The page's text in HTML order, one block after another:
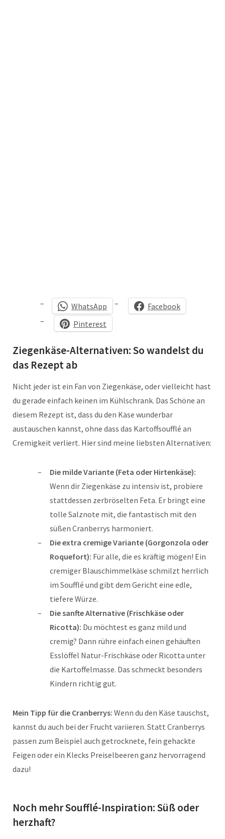
WhatsApp
Facebook
Pinterest
Ziegenkäse-Alternativen: So wandelst du
das Rezept ab
Nicht jeder ist ein Fan von Ziegenkäse, oder vielleicht hast
du gerade einfach keinen im Kühlschrank. Das Schöne an
diesem Rezept ist, dass du den Käse wunderbar
austauschen kannst, ohne dass das Kartoffsoufflé an
Cremigkeit verliert. Hier sind meine liebsten Alternativen:
Die milde Variante (Feta oder Hirtenkäse):
Wenn dir Ziegenkäse zu intensiv ist, probiere
stattdessen zerbröselten Feta. Er bringt eine
tolle Salznote mit, die fantastisch mit den
süßen Cranberrys harmoniert.
Die extra cremige Variante (Gorgonzola oder
Roquefort): Für alle, die es kräftig mögen! Ein
cremiger Blauschimmelkäse schmilzt herrlich
im Soufflé und gibt dem Gericht eine edle,
tiefere Würze.
Die sanfte Alternative (Frischkäse oder
Ricotta): Du möchtest es ganz mild und
cremig? Dann rühre einfach einen gehäuften
Esslöffel Natur-Frischkäse oder Ricotta unter
die Kartoffelmasse. Das schmeckt besonders
Kindern richtig gut.
Mein Tipp für die Cranberrys: Wenn du den Käse tauschst,
kannst du auch bei der Frucht variieren. Statt Cranberrys
passen zum Beispiel auch getrocknete, fein gehackte
Feigen oder ein Klecks Preiselbeeren ganz hervorragend
dazu!
Noch mehr Soufflé-Inspiration: Süß oder
herzhaft?